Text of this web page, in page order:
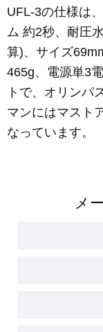
UFL-3の仕様は
ム 約2秒、耐圧
算)、サイズ
465g、電源単3
トで、オリンパ
マンにはマスト
なっています。
メ